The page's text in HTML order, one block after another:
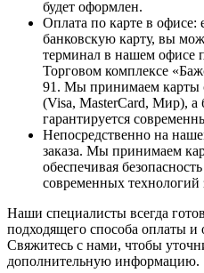
будет оформлен.
Оплата по карте в офисе:
банковскую карту, вы
терминал в нашем офисе
Торговом комплексе
91. Мы принимаем карты
(Visa, MasterCard, Мир), а
гарантируется
Непосредственно на
заказа. Мы принимаем
обеспечивая
современных
Наши специалисты всегда
подходящего способа оплаты
Свяжитесь с нами, чтобы
дополнительную информацию.